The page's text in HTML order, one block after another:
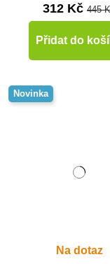
312 Kč 445
Přidat do
Novinka
Na dotaz